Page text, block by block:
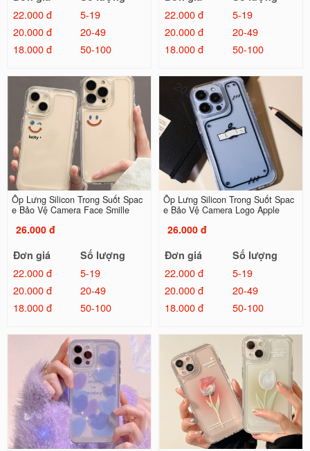
22.000 đ
5-19
20.000 đ
20-49
18.000 đ
50-100
22.000 đ
5-19
20.000 đ
20-49
18.000 đ
50-100
Ốp Lưng Silicon Trong Suốt Spac
e Bảo Vệ Camera Face Smille
26.000 đ
Đơn giá
Số lượng
22.000 đ
5-19
20.000 đ
20-49
18.000 đ
50-100
Ốp Lưng Silicon Trong Suốt Spac
e Bảo Vệ Camera Logo Apple
26.000 đ
Đơn giá
Số lượng
22.000 đ
5-19
20.000 đ
20-49
18.000 đ
50-100